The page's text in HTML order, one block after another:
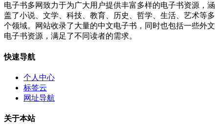
电子书多网致力于为广大用户提供丰富多样的电子书资源，涵
盖了小说、文学、科技、教育、历史、哲学、生活、艺术等多
个领域。网站收录了大量的中文电子书，同时也包括一些外文
电子书资源，满足了不同读者的需求。
快速导航
个人中心
标签云
网址导航
关于本站